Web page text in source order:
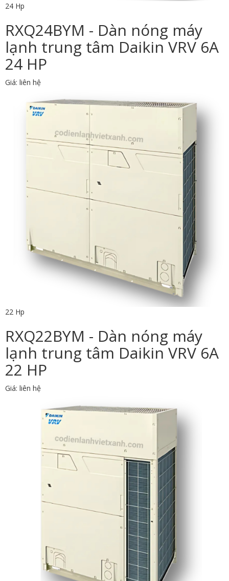
24 Hp
RXQ24BYM - Dàn nóng máy
lạnh trung tâm Daikin VRV 6A
24 HP
Giá: liên hệ
22 Hp
RXQ22BYM - Dàn nóng máy
lạnh trung tâm Daikin VRV 6A
22 HP
Giá: liên hệ